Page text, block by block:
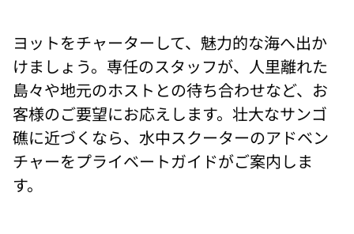
い。
ヨットをチャーターして、魅力的な海へ出か
けましょう。専任のスタッフが、人里離れた
島々や地元のホストとの待ち合わせなど、お
客様のご要望にお応えします。壮大なサンゴ
礁に近づくなら、水中スクーターのアドベン
チャーをプライベートガイドがご案内しま
す。